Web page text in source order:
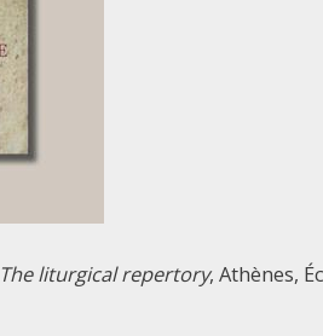
liturgical repertory, Athènes,